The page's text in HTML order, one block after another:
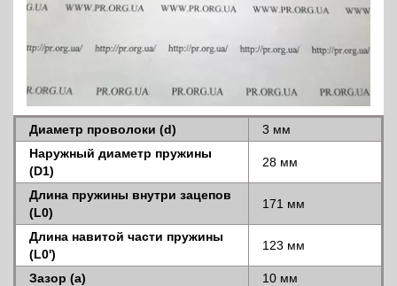
Диаметр проволоки (d)
3 мм
Наружный диаметр пружины
(D1)
28 мм
Длина пружины внутри зацепов
(L0)
171 мм
Длина навитой части пружины
(L0')
123 мм
Зазор (a)
10 мм